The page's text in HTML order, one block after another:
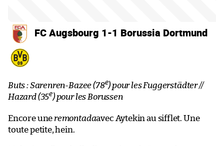
FC Augsbourg 1-1 Borussia Dortmund
Buts : Sarenren-Bazee (78e) pour les Fuggerstädter //
Hazard (35e) pour les Borussen
Encore une remontadaavec Aytekin au sifflet. Une
toute petite, hein.